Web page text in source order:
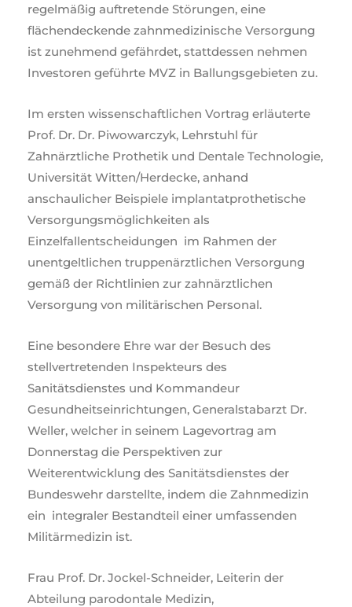
regelmäßig auftretende Störungen, eine
flächendeckende zahnmedizinische Versorgung
ist zunehmend gefährdet, stattdessen nehmen
Investoren geführte MVZ in Ballungsgebieten zu.
Im ersten wissenschaftlichen Vortrag erläuterte
Prof. Dr. Dr. Piwowarczyk, Lehrstuhl für
Zahnärztliche Prothetik und Dentale Technologie,
Universität Witten/Herdecke, anhand
anschaulicher Beispiele implantatprothetische
Versorgungsmöglichkeiten als
Einzelfallentscheidungen im Rahmen der
unentgeltlichen truppenärztlichen Versorgung
gemäß der Richtlinien zur zahnärztlichen
Versorgung von militärischen Personal.
Eine besondere Ehre war der Besuch des
stellvertretenden Inspekteurs des
Sanitätsdienstes und Kommandeur
Gesundheitseinrichtungen, Generalstabarzt Dr.
Weller, welcher in seinem Lagevortrag am
Donnerstag die Perspektiven zur
Weiterentwicklung des Sanitätsdienstes der
Bundeswehr darstellte, indem die Zahnmedizin
ein integraler Bestandteil einer umfassenden
Militärmedizin ist.
Frau Prof. Dr. Jockel-Schneider, Leiterin der
Abteilung parodontale Medizin,